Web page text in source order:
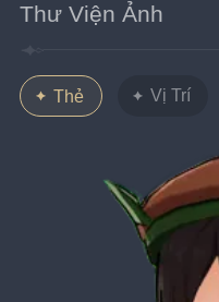
Thư Viện Ảnh
Thẻ Vị Trí